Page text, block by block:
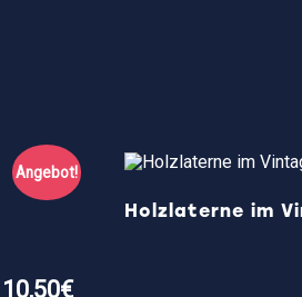
Angebot!
Ursprünglicher
10,50€Aktueller
Holzlaterne im